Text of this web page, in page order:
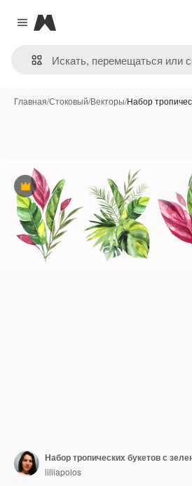
Close menu
Magnific
Главная/Стоковый/Векторы/Набор
Премиум
liliiapolos